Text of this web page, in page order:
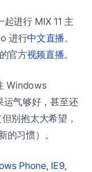
进行 MIX 11 主
进行中文直播。
官方视频直播。
Windows
气够好，甚至还
别抱太大希望，
习惯）。
Phone, IE9,